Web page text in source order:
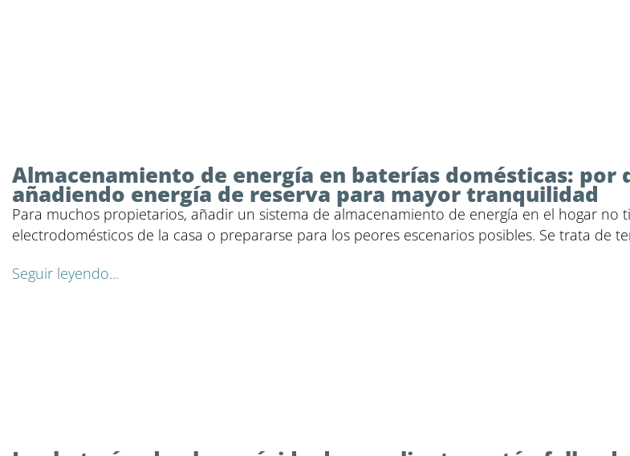
Almacenamiento de energía en baterías domésticas: por
añadiendo energía de reserva para mayor tranquilidad
Para muchos propietarios, añadir un sistema de almacenamiento de energía en el hogar no
electrodomésticos de la casa o prepararse para los peores escenarios posibles. Se trata de
Seguir leyendo...